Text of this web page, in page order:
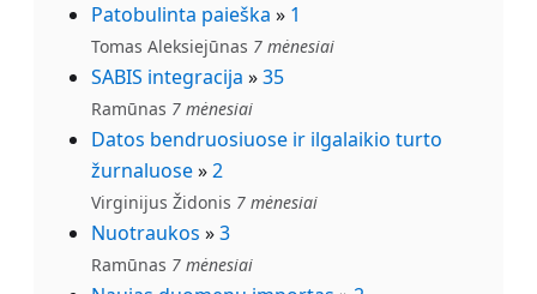
Patobulinta paieška » 1
Tomas Aleksiejūnas 7 mėnesiai
SABIS integracija »35
Ramūnas 7 mėnesiai
Datos bendruosiuose ir ilgalaikio turto
žurnaluose»2
Virginijus Židonis 7 mėnesiai
Nuotraukos »3
Ramūnas 7 mėnesiai